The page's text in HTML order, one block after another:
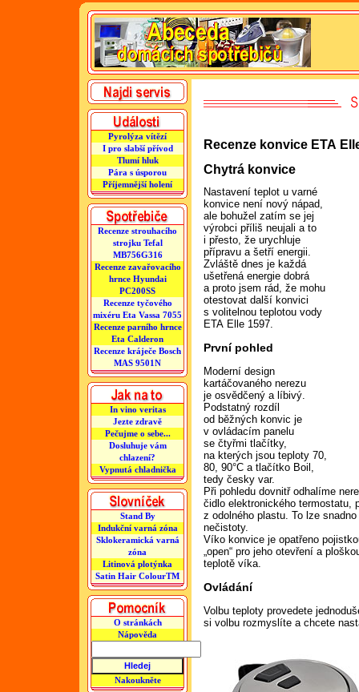
Pyrolýza vítězí
I pro slabší přívod
Tlumí hluk
Pára s úsporou
Příjemnější holení
Recenze strouhacího
strojku Tefal
MB756G316
Recenze zavařovacího
hrnce Hyundai
PC200SS
Recenze tyčového
mixéru Eta Vassa 7055
Recenze parního hrnce
Eta Calderon
Recenze kráječe Bosch
MAS 9501N
In vino veritas
Jezte zdravě
Pečujme o sebe...
Dosluhuje vám
chlazení?
Vypnutá chladnička
Stand By
Indukční varná zóna
Sklokeramická varná
zóna
Litinová plotýnka
Satin Hair ColourTM
O stránkách
Nápověda
Nakoukněte
Recenze konvice ETA
Chytrá konvice
Nastavení teplot u varné
konvice není nový nápad,
ale bohužel zatím se jej
výrobci příliš neujali a to
i přesto, že urychluje
přípravu a šetří energii.
Zvláště dnes je každá
ušetřená energie dobrá
a proto jsem rád, že mohu
otestovat další konvici
s volitelnou teplotou vody
ETA Elle 1597.
První pohled
Moderní design
kartáčovaného nerezu
je osvědčený a líbivý.
Podstatný rozdíl
od běžných konvic je
v ovládacím panelu
se čtyřmi tlačítky,
na kterých jsou teploty 70,
80, 90°C a tlačítko Boil,
tedy česky var.
Při pohledu dovnitř odhalíme
čidlo elektronického
z odolného plastu. To lze
nečistoty.
Víko konvice je opatřeno
„open“ pro jeho otevření a
teplotě víka.
Ovládání
Volbu teploty provedete
si volbu rozmyslíte a chcete